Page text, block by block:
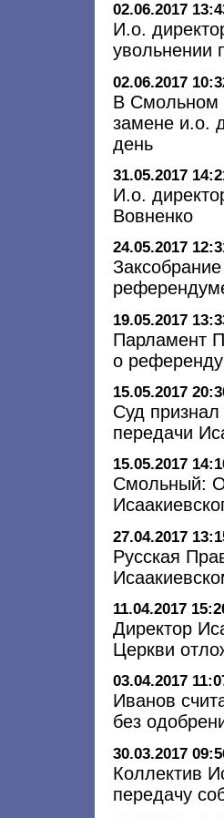
02.06.2017
И.о.
увольнении
02.06.2017
В Смольном
замене и.о.
день
31.05.2017
И.о.
Вовненко
24.05.2017
19.05.2017
Парламент
о
15.05.2017
Суд
передачи
15.05.2017
Смольный:
27.04.2017
Русская
11.04.2017
Директор
Церкви
03.04.2017
Иванов
без
30.03.2017
Коллектив
передачу